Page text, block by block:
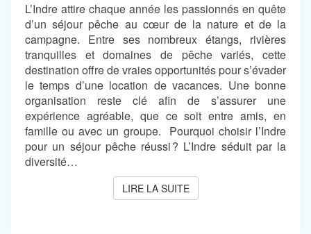
L’INDRE
L’Indre attire chaque année les passionnés en quête
d’un séjour pêche au cœur de la nature et de la
campagne. Entre ses nombreux étangs, rivières
tranquilles et domaines de pêche variés, cette
destination offre de vraies opportunités pour s’évader
le temps d’une location de vacances. Une bonne
organisation reste clé afin de s’assurer une
expérience agréable, que ce soit entre amis, en
famille ou avec un groupe. Pourquoi choisir l’Indre
pour un séjour pêche réussi ? L’Indre séduit par la
diversité…
LIRE LA SUITELIRE LA SUITE